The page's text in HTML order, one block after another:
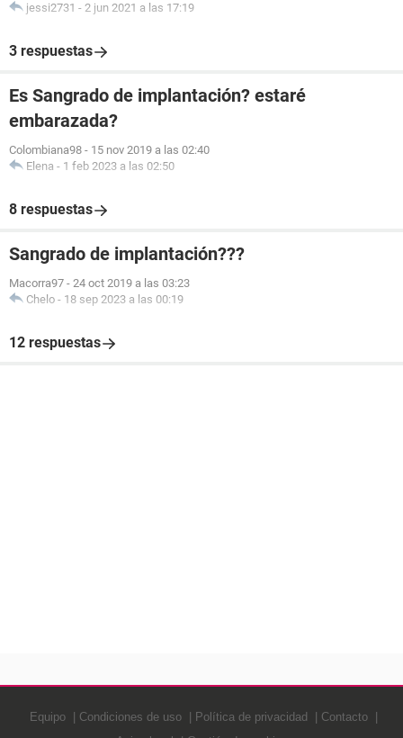
jessi2731 - 2 jun 2021 a las 17:19
3 respuestas
Es Sangrado de implantación? estaré
embarazada?
Colombiana98 - 15 nov 2019 a las 02:40
Elena - 1 feb 2023 a las 02:50
8 respuestas
Sangrado de implantación???
Macorra97 - 24 oct 2019 a las 03:23
Chelo - 18 sep 2023 a las 00:19
12 respuestas
Equipo Condiciones de uso Política de privacidad
Contacto